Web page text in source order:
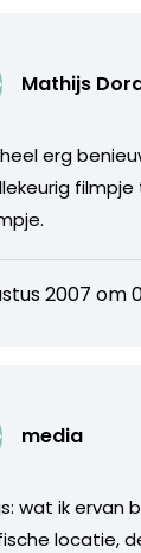
Mathijs
erg
2007 om
media
wat ik
locatie,